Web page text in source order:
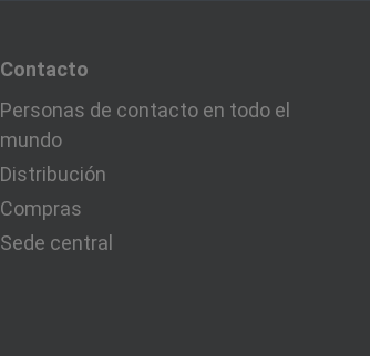
Contacto
Personas de contacto en todo el
mundo
Distribución
Compras
Sede central